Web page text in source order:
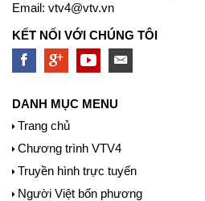
Email: vtv4@vtv.vn
KẾT NỐI VỚI CHÚNG TÔI
DANH MỤC MENU
Trang chủ
Chương trình VTV4
Truyền hình trực tuyến
Người Việt bốn phương